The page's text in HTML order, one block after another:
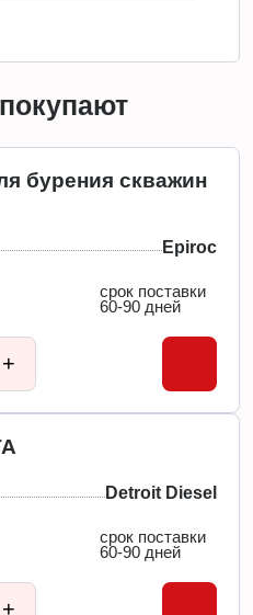
бурения скважин
Epiroc
срок поставки
60-90 дней
+
Detroit Diesel
срок поставки
60-90 дней
+